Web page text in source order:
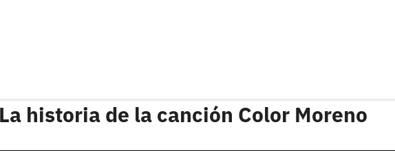
historia de la canción Color Moreno